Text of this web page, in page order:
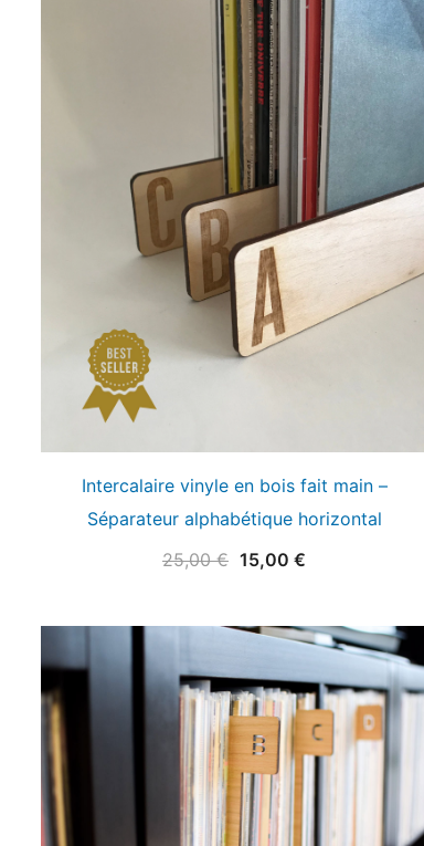
Intercalaire vinyle en bois fait main –
Séparateur alphabétique horizontal
25,00€ Le
était :
25,00 €.
15,00 €
est :